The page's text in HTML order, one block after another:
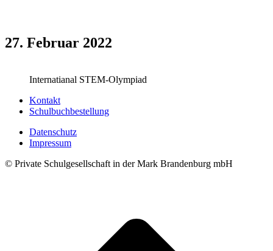
27. Februar 2022
Internatianal STEM-Olympiad
Kontakt
Schulbuchbestellung
Datenschutz
Impressum
© Private Schulgesellschaft in der Mark Brandenburg mbH